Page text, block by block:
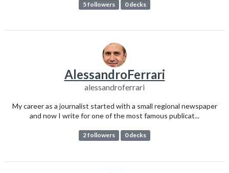
5 followers 0 decks
AlessandroFerrari
alessandroferrari
My career as a journalist started with a small regional newspaper
and now I write for one of the most famous publicat...
2 followers 0 decks